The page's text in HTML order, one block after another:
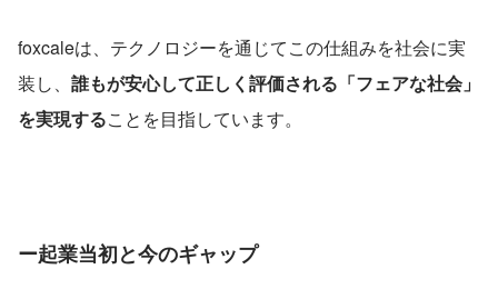
foxcaleは、テクノロジーを通じてこの仕組みを社会に実
装し、 誰もが安心して正しく評価される「フェアな社会」
を実現することを目指しています。
ー起業当初と今のギャップ